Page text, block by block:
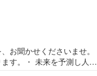
お聞かせくださいませ。
す。・ 未来を予測し人生